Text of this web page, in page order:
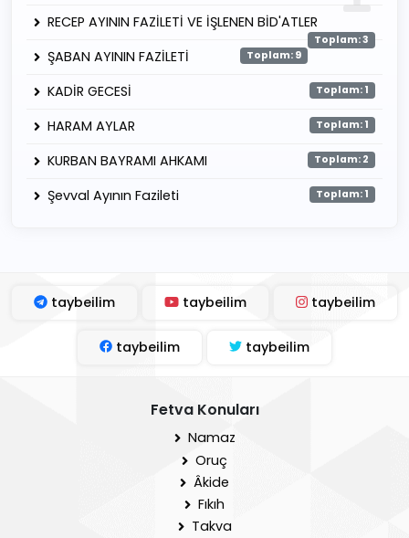
RECEP AYININ FAZİLETİ VE İŞLENEN BİD'ATLER
Toplam: 3
ŞABAN AYININ FAZİLETİ Toplam: 9
KADİR GECESİ Toplam: 1
HARAM AYLAR Toplam: 1
KURBAN BAYRAMI AHKAMI Toplam: 2
Şevval Ayının Fazileti Toplam: 1
taybeilim taybeilim taybeilim
taybeilim taybeilim
Fetva Konuları
Namaz
Oruç
Âkide
Fıkıh
Takva